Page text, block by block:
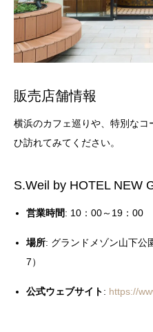
販売店舗情報
横浜のカフェ巡りや、特別な
ひ訪れてみてください。
S.Weil by HOTEL NEW
営業時間: 10：00～19：00
場所: グランドメゾン山下公
7）
公式ウェブサイト: https://